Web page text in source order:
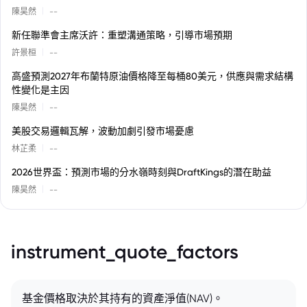
陳昊然 --
新任聯準會主席沃許：重塑溝通策略，引導市場預期
許景桓 --
高盛預測2027年布蘭特原油價格降至每桶80美元，供應與需求結構
性變化是主因
陳昊然 --
美股交易邏輯瓦解，波動加劇引發市場憂慮
林芷柔 --
2026世界盃：預測市場的分水嶺時刻與DraftKings的潛在助益
陳昊然 --
instrument_quote_factors
基金價格取決於其持有的資產淨值(NAV)。